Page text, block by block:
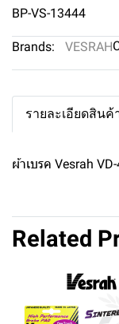
BP-VS-13444
Brands: VESRAH
รายละเอียดสินค้
ผ้าเบรค Vesrah
Related